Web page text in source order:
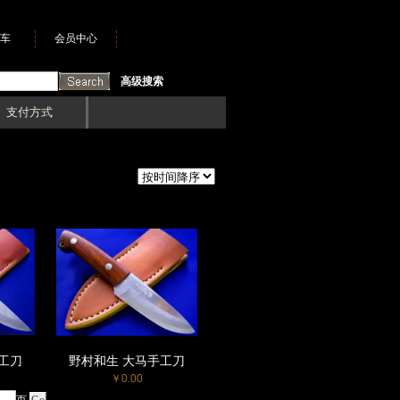
会员中心
高级搜索
支付方式
刀 野村和生 大马手工刀
￥0.00